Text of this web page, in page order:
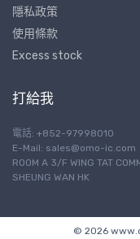
隱私政策
使用條款
Excess stock
打給我
電話: +852-97998010
E-Mail: sales@omo-ic.com
ROOM A 3/F WING TAT
SHEUNG WAN HK
© 2026